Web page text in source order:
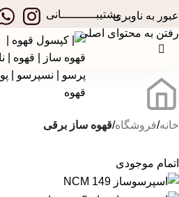
عبور به ناوبری
رفتن به محتوای اصلی
در جشنواره های تخفیفی استارسو
پشتیبــــــــــانی
خانه فروشگاه قهوه ساز برقی
اتمام موجودی